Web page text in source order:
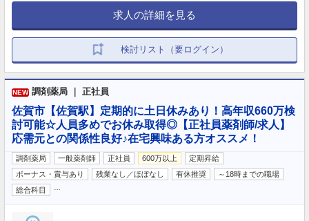
求人の詳細を見る
検討リスト（要ログイン）
NEW 調剤薬局 ｜ 正社員
佐賀市【佐賀駅】定期的に土日休みあり！高年収660万検
討可能☆人員多めでお休み取得◎【正社員薬剤師/求人】
応需元との関係性良好♪在宅興味ある方オススメ！
調剤薬局 一般薬剤師 正社員 600万以上
定期昇給
ボーナス・賞与あり
残業なし／ほぼなし 有休推奨
～18時までの職場
総合科目